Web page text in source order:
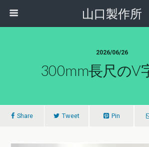
山口製作所
2026/06/26
300mm長尺のV
Share Tweet Pin